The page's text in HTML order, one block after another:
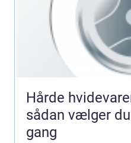
Hårde
sådan vælger
gang